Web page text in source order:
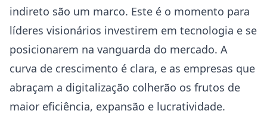
indireto são um marco. Este é o momento para
líderes visionários investirem em tecnologia e se
posicionarem na vanguarda do mercado. A
curva de crescimento é clara, e as empresas que
abraçam a digitalização colherão os frutos de
maior eficiência, expansão e lucratividade.